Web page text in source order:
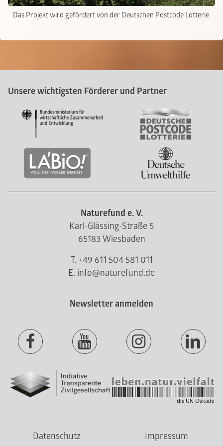
Das Projekt wird gefördert von der Deutschen Postcode Lotterie
Unsere wichtigsten Förderer und Partner
Naturefund e. V.
Karl-Glässing-Straße 5
65183 Wiesbaden
T. +49 611 504 581 011
E. info@naturefund.de
Newsletter anmelden
Datenschutz Impressum